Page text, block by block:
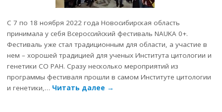
С 7 по 18 ноября 2022 года Новосибирская область
принимала у себя Всероссийский фестиваль NAUKA 0+.
Фестиваль уже стал традиционным для области, а участие в
нем – хорошей традицией для ученых Института цитологии и
генетики СО РАН. Сразу несколько мероприятий из
программы фестиваля прошли в самом Институте цитологии
и генетики,… Читать далее →